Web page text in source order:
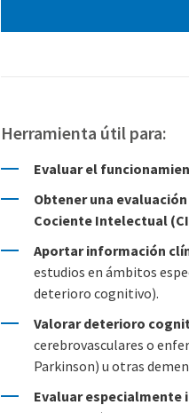
Herramienta útil para:
Evaluar el
Obtener una
Cociente Intelectual
Aportar información
estudios en ámbitos
deterioro cognitivo).
Valorar deterioro
cerebrovasculares o
Parkinson) u otras
Evaluar